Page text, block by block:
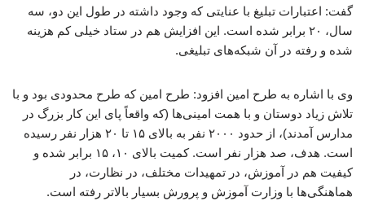
گفت: اعتبارات تبلیغ با عنایتی که وجود داشته در طول این دو، سه
سال، ۲۰ برابر شده است. این افزایش هم در ستاد خیلی کم هزینه
شده و رفته در آن شبکه‌های تبلیغی.
وی با اشاره به طرح امین افزود: طرح امین که طرح محدودی بود و با
تلاش زیاد دوستان و با همت امینی‌ها (که واقعاً پای این کار بزرگ در
مدارس آمدند)، از حدود ۲۰۰۰ نفر به بالای ۱۵ تا ۲۰ هزار نفر رسیده
است. هدف، صد هزار نفر است. کمیت بالای ۱۰، ۱۵ برابر شده و
کیفیت هم در آموزش، در تمهیدات مختلف، در نظارت، در
هماهنگی‌ها با وزارت آموزش و پرورش بسیار بالاتر رفته است.